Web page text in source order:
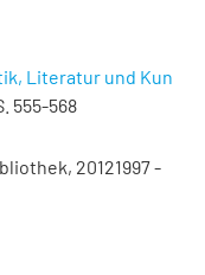
Literatur und Kun
555-568
20121997 -